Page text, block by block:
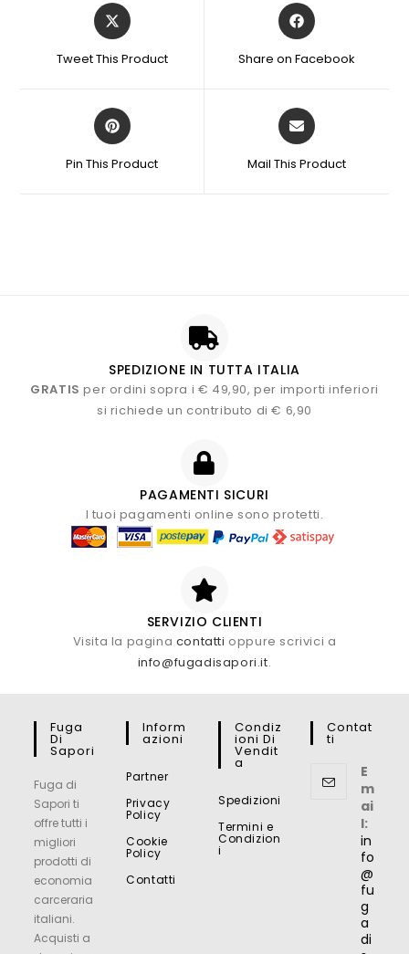
Tweet This Product Share on Facebook
Pin This Product Mail This Product
SPEDIZIONE IN TUTTA ITALIA
GRATIS per ordini sopra i € 49,90, per importi inferiori
si richiede un contributo di € 6,90
PAGAMENTI SICURI
I tuoi pagamenti online sono protetti.
SERVIZIO CLIENTI
Visita la pagina contatti oppure scrivici a
info@fugadisapori.it.
Fuga
Di
Sapori
Fuga di
Sapori ti
offre tutti i
migliori
prodotti di
economia
carceraria
italiani.
Acquisti a
Inform
Azioni
Partner
Privacy
Policy
Cookie
Policy
Contatti
Condiz
Ioni Di
Vendit
A
Spedizioni
Termini e
Condizion
i
Contat
Ti
E
m
ai
l:
in
fo
@
fu
g
a
di